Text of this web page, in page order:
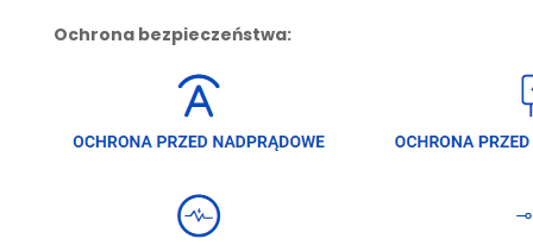
Ochrona bezpieczeństwa: